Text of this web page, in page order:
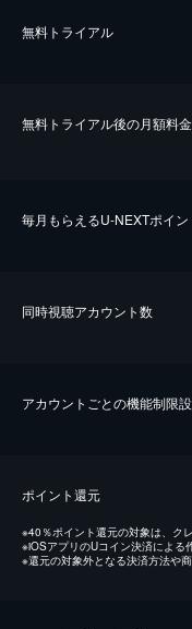
無料トライアル
無料トライアル後の⽉額料金
毎⽉もらえるU-NEXTポイン
同時視聴アカウント数
アカウントごとの機能制限
ポイント還元
※40％ポイント還元の対象は、ク
※iOSアプリのUコイン決済による
※還元の対象外となる決済方法や